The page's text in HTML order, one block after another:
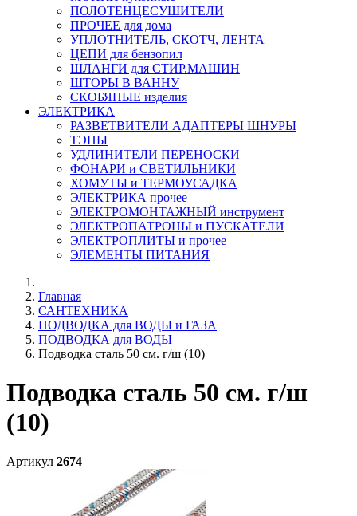
ПОЛОТЕНЦЕСУШИТЕЛИ
ПРОЧЕЕ для дома
УПЛОТНИТЕЛЬ, СКОТЧ, ЛЕНТА
ЦЕПИ для бензопил
ШЛАНГИ для СТИР.МАШИН
ШТОРЫ В ВАННУ
СКОБЯНЫЕ изделия
ЭЛЕКТРИКА
РАЗВЕТВИТЕЛИ АДАПТЕРЫ ШНУРЫ
ТЭНЫ
УДЛИНИТЕЛИ ПЕРЕНОСКИ
ФОНАРИ и СВЕТИЛЬНИКИ
ХОМУТЫ и ТЕРМОУСАДКА
ЭЛЕКТРИКА прочее
ЭЛЕКТРОМОНТАЖНЫЙ инструмент
ЭЛЕКТРОПАТРОНЫ и ПУСКАТЕЛИ
ЭЛЕКТРОПЛИТЫ и прочее
ЭЛЕМЕНТЫ ПИТАНИЯ
Главная
САНТЕХНИКА
ПОДВОДКА для ВОДЫ и ГАЗА
ПОДВОДКА для ВОДЫ
Подводка сталь 50 см. г/ш (10)
Подводка сталь 50 см. г/ш
(10)
Артикул 2674